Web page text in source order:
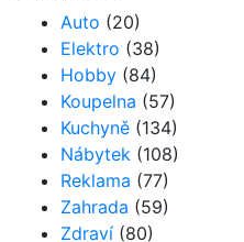
Auto (20)
Elektro (38)
Hobby (84)
Koupelna (57)
Kuchyně (134)
Nábytek (108)
Reklama (77)
Zahrada (59)
Zdraví (80)